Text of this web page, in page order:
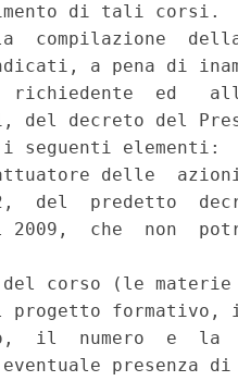
di tali corsi.
compilazione
a pena di
ed
del decreto del
i seguenti elementi:
delle
del  predetto
2009,  che  non
corso (le
formativo, il
il  numero  e
presenza